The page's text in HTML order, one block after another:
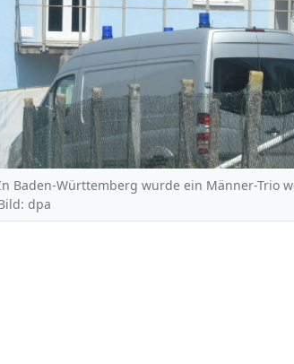
Baden-Württemberg wurde ein Männer-Trio
dpa